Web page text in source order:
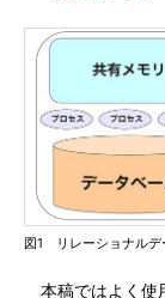
図1 リレーショナルデ
本稿ではよく使